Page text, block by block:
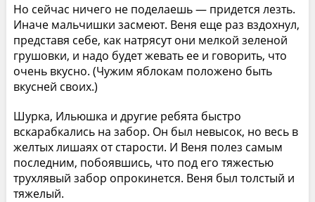
Но сейчас ничего не поделаешь — придется лезть.
Иначе мальчишки засмеют. Веня еще раз вздохнул,
представя себе, как натрясут они мелкой зеленой
грушовки, и надо будет жевать ее и говорить, что
очень вкусно. (Чужим яблокам положено быть
вкусней своих.)
Шурка, Ильюшка и другие ребята быстро
вскарабкались на забор. Он был невысок, но весь в
желтых лишаях от старости. И Веня полез самым
последним, побоявшись, что под его тяжестью
трухлявый забор опрокинется. Веня был толстый и
тяжелый.